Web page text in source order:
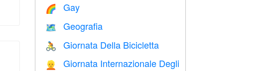
🌈 Gay
🗺 Geografia
🚴 Giornata Della Bicicletta
👱
Giornata Internazionale Degli